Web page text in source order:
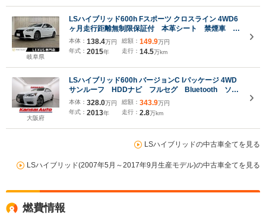
岐阜県
LSハイブリッド600h Fスポーツ クロスライン 4WD6
ヶ月走行距離無制限保証付 本革シート 禁煙車 純
正SDナビ バックカメラ 衝突軽減ブレーキ フル
セグ Bluetooth LEDヘッドライト シートエアコ
ン 4WD クリアランスソナー レーダークルーズ
コントロール
本体： 138.4万円
年式： 2015年
総額： 149.9万円
走行： 14.5万km
大阪府
LSハイブリッド600h バージョンC Iパッケージ 4WD
サンルーフ HDDナビ フルセグ Bluetooth ソナ
ー ETC ドラレコ バックカメラ オートライト
LEDヘッド フォグ レザーシート Pシート エア
シート シートヒーター ステアヒーター
本体： 328.0万円
年式： 2013年
総額： 343.9万円
走行： 2.8万km
LSハイブリッドの中古車全てを見る
LSハイブリッド(2007年5月～2017年9月生産モデル)の中古車全てを見る
燃費情報